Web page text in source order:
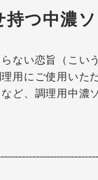
つ中濃ソ
ない恋旨（こい
用にご使用いた
ど、調理用中濃